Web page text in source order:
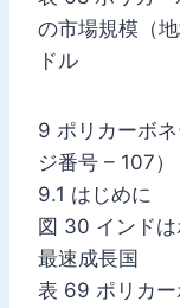
の市場規模（
ドル
9 ポリカーボ
ジ番号 – 107）
9.1 はじめに
図 30 インド
最速成長国
表 69 ポリカー